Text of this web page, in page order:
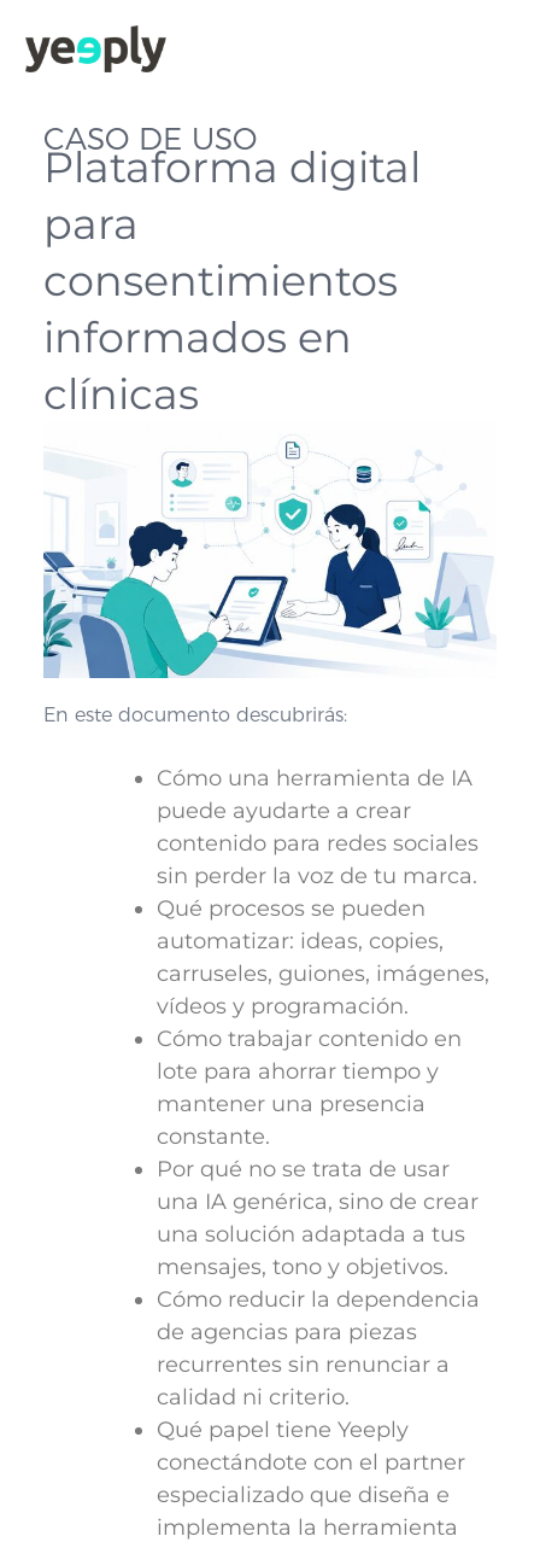
CASO DE USO
Plataforma digital
para
consentimientos
informados en
clínicas
En este documento descubrirás:
Cómo una herramienta de IA
puede ayudarte a crear
contenido para redes sociales
sin perder la voz de tu marca.
Qué procesos se pueden
automatizar: ideas, copies,
carruseles, guiones, imágenes,
vídeos y programación.
Cómo trabajar contenido en
lote para ahorrar tiempo y
mantener una presencia
constante.
Por qué no se trata de usar
una IA genérica, sino de crear
una solución adaptada a tus
mensajes, tono y objetivos.
Cómo reducir la dependencia
de agencias para piezas
recurrentes sin renunciar a
calidad ni criterio.
Qué papel tiene Yeeply
conectándote con el partner
especializado que diseña e
implementa la herramienta